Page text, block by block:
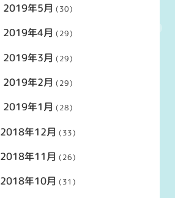
2019年5月 (30)
2019年4月 (29)
2019年3月 (29)
2019年2月 (29)
2019年1月 (28)
2018年12月 (33)
2018年11月 (26)
2018年10月 (31)